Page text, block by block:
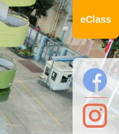
eClass